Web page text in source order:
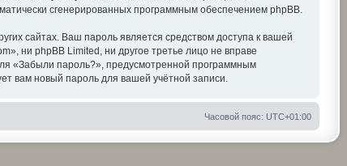
сгенерированных программным обеспечением phpBB.
сайтах. Ваш пароль является средством доступа к вашей
ни phpBB Limited, ни другое третье лицо не вправе
«Забыли пароль?», предусмотренной программным
вам новый пароль для вашей учётной записи.
Часовой пояс: UTC+01:00